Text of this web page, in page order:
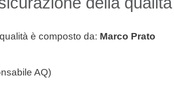
è composto da: Marco Prato
AQ)